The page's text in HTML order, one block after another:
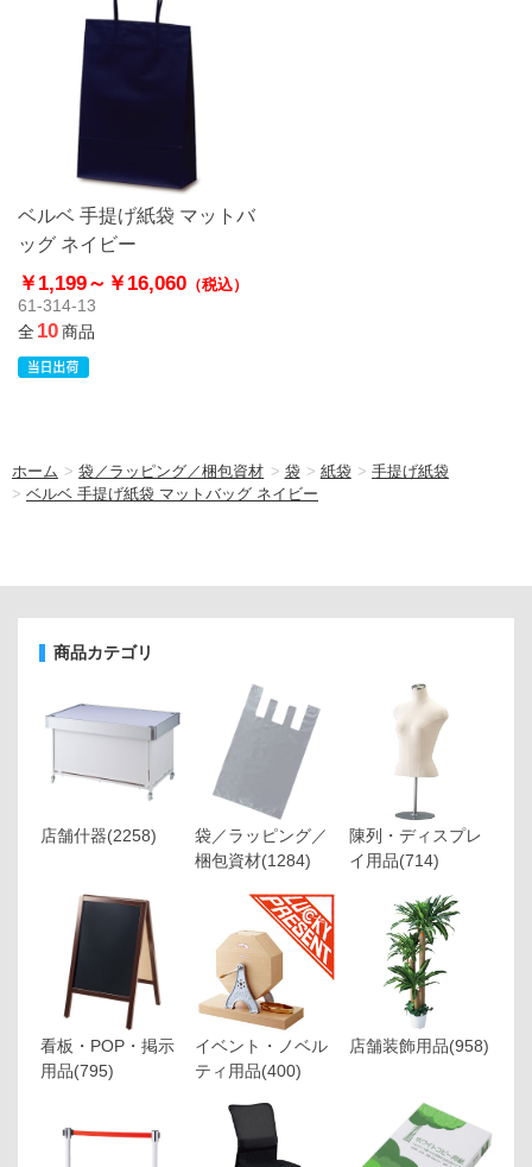
ベルベ 手提げ紙袋 マットバ
ッグ ネイビー
￥1,199～ ￥16,060 （税込）
61-314-13
全10商品
ホーム >袋／ラッピング／梱包資材 > 袋 > 紙袋 > 手提げ紙袋
> ベルベ 手提げ紙袋 マットバッグ ネイビー
商品カテゴリ
店舗什器(2258)
袋／ラッピング／
梱包資材(1284)
陳列・ディスプレ
イ用品(714)
看板・POP・掲示
用品(795)
イベント・ノベル
ティ用品(400)
店舗装飾用品(958)